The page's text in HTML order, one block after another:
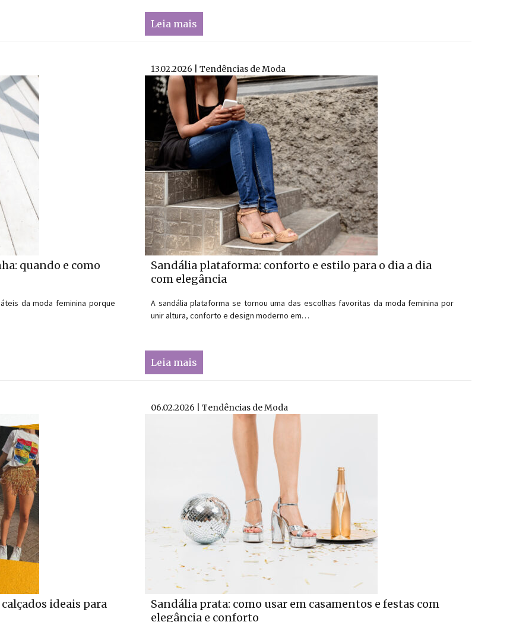
Leia mais
quando e como
da moda feminina porque
13.02.2026 | Tendências de Moda
Sandália plataforma: conforto e estilo para o dia a dia
com elegância
A sandália plataforma se tornou uma das escolhas favoritas da moda feminina por
unir altura, conforto e design moderno em…
Leia mais
ideais para
06.02.2026 | Tendências de Moda
Sandália prata: como usar em casamentos e festas com
elegância e conforto